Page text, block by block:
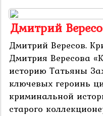
Дмитрий
Дмитрий Вересов.
Дмитрия Вересова
историю Татьяны
ключевых героинь
криминальной
старого